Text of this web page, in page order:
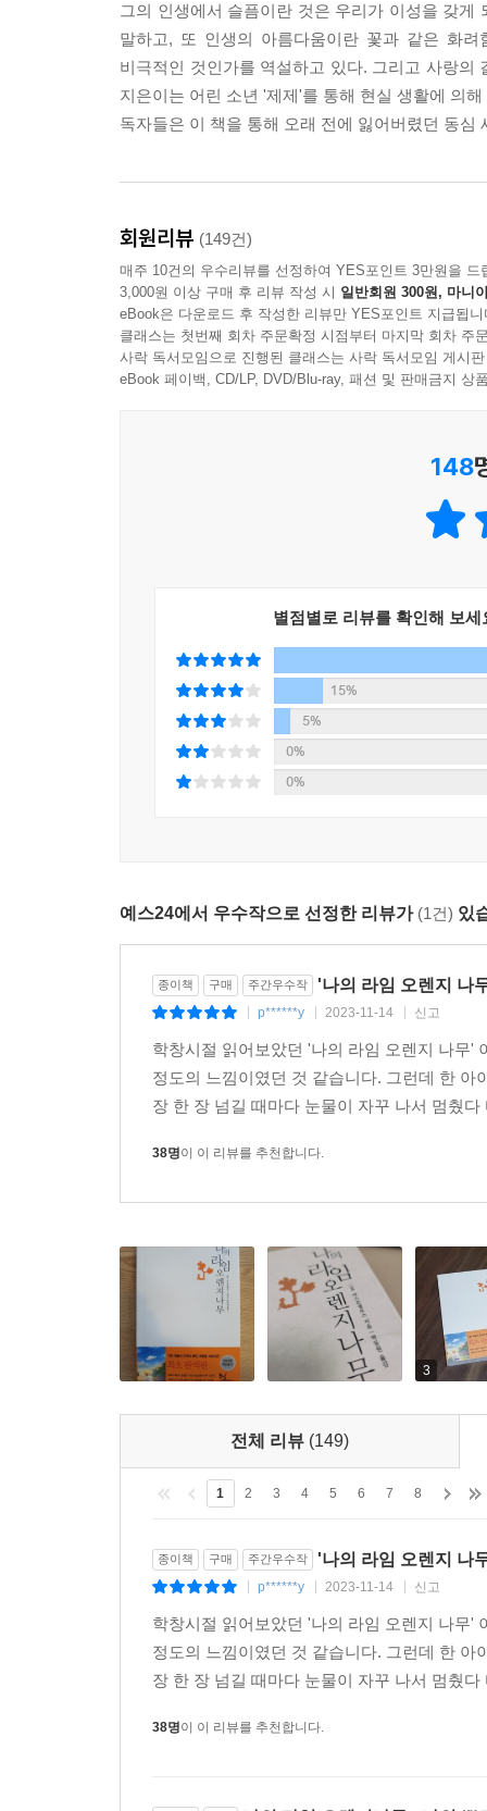
그의 인생에서 슬픔이란 것은 우리가 이성을 갖
말하고, 또 인생의 아름다움이란 꽃과 같은 화
비극적인 것인가를 역설하고 있다. 그리고 사랑
지은이는 어린 소년 '제제'를 통해 현실 생활에 의
독자들은 이 책을 통해 오래 전에 잃어버렸던 동
회원리뷰 (149건)
매주 10건의 우수리뷰를 선정하여 YES포인트 3만원을 드
3,000원 이상 구매 후 리뷰 작성 시 일반회원 300원, 마니
eBook은 다운로드 후 작성한 리뷰만 YES포인트 지급됩니
클래스는 첫번째 회차 주문확정 시점부터 마지막 회차 주
사락 독서모임으로 진행된 클래스는 사락 독서모임 게시
eBook 페이백, CD/LP, DVD/Blu-ray, 패션 및 판매금지 상
148
별점별로 리뷰를 확인해 보세
15%
5%
0%
0%
예스24에서 우수작으로 선정한 리뷰가 (1건) 있
종이책 구매 주간우수작 '나의 라임 오렌지 나
p******y 2023-11-14 신고
학창시절 읽어보았던 '나의 라임 오렌지 나무'
정도의 느낌이였던 것 같습니다. 그런데 한
장 한 장 넘길 때마다 눈물이 자꾸 나서 멈췄
38명이 이 리뷰를 추천합니다.
3
전체 리뷰 (149)
1 2 3 4 5 6 7 8
종이책 구매 주간우수작 '나의 라임 오렌지 나
p******y 2023-11-14 신고
학창시절 읽어보았던 '나의 라임 오렌지 나무'
정도의 느낌이였던 것 같습니다. 그런데 한
장 한 장 넘길 때마다 눈물이 자꾸 나서 멈췄
38명이 이 리뷰를 추천합니다.